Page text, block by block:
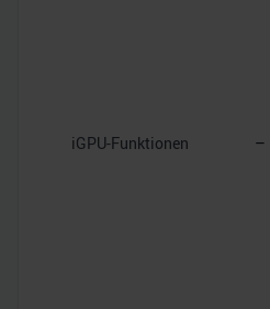
iGPU-Funktionen –